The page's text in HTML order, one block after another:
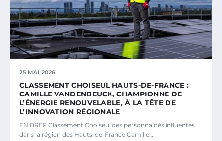
25 MAI 2026
CLASSEMENT CHOISEUL HAUTS-DE-FRANCE :
CAMILLE VANDENBEUCK, CHAMPIONNE DE
L’ÉNERGIE RENOUVELABLE, À LA TÊTE DE
L’INNOVATION RÉGIONALE
EN BREF Classement Choiseul des personnalités influentes
dans la région des Hauts-de-France Camille…